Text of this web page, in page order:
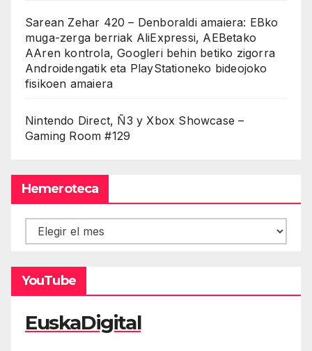
Sarean Zehar 420 – Denboraldi amaiera: EBko
muga-zerga berriak AliExpressi, AEBetako
AAren kontrola, Googleri behin betiko zigorra
Androidengatik eta PlayStationeko bideojoko
fisikoen amaiera
Nintendo Direct, Ñ3 y Xbox Showcase –
Gaming Room #129
Hemeroteca
Hemeroteca
YouTube
EuskaDigital